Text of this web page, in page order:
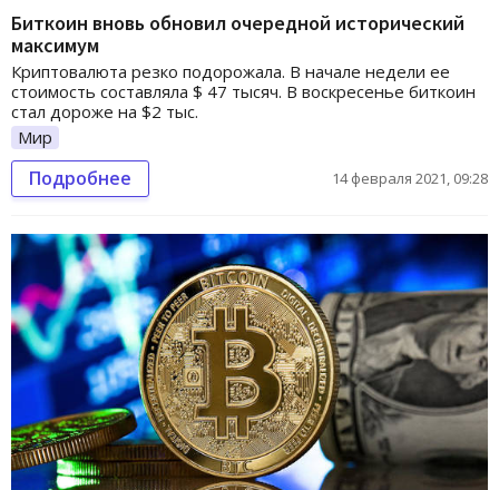
Биткоин вновь обновил очередной исторический
максимум
Криптовалюта резко подорожала. В начале недели ее
стоимость составляла $ 47 тысяч. В воскресенье биткоин
стал дороже на $2 тыс.
Мир
Подробнее 14 февраля 2021, 09:28